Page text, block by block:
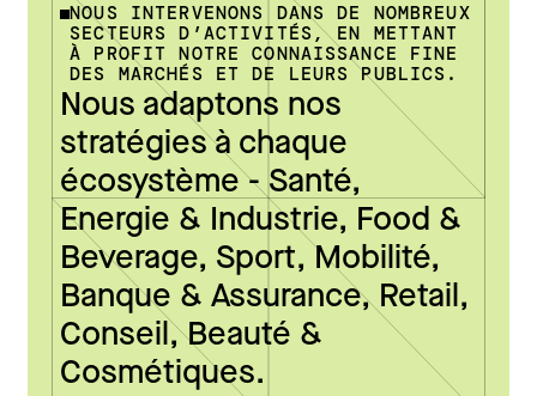
NOUS INTERVENONS DANS DE NOMBREUX
SECTEURS D’ACTIVITÉS, EN METTANT
À PROFIT NOTRE CONNAISSANCE FINE
DES MARCHÉS ET DE LEURS PUBLICS.
Nous adaptons nos
stratégies à chaque
écosystème - Santé,
Energie & Industrie, Food &
Beverage, Sport, Mobilité,
Banque & Assurance, Retail,
Conseil, Beauté &
Cosmétiques.